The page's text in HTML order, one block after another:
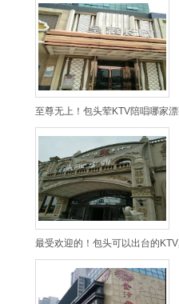
至尊无上！包头荤KTV陪唱哪家
最受欢迎的！包头可以出台的